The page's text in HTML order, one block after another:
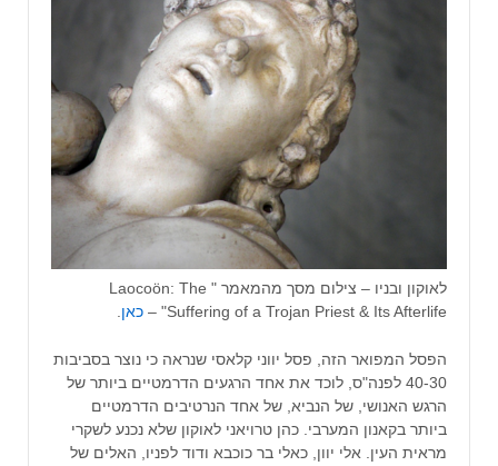
לאוקון ובניו – צילום מסך מהמאמר " Laocoön: The
Suffering of a Trojan Priest & Its Afterlife" –
כאן
הפסל המפואר הזה, פסל יווני קלאסי שנראה כי נוצר בסביבות
40-30 לפנה"ס, לוכד את אחד הרגעים הדרמטיים ביותר של
הרגש האנושי, של הנביא, של אחד הנרטיבים הדרמטיים
ביותר בקאנון המערבי. כהן טרויאני לאוקון שלא נכנע לשקרי
מראית העין. אלי יוון, כאלי בר כוכבא ודוד לפניו, האלים של